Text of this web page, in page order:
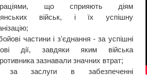
що сприяють діям
військ, і їх успішну
частини і з'єднання - за успішні
дії, завдяки яким війська
зазнавали значних втрат;
за заслуги в забезпеченні